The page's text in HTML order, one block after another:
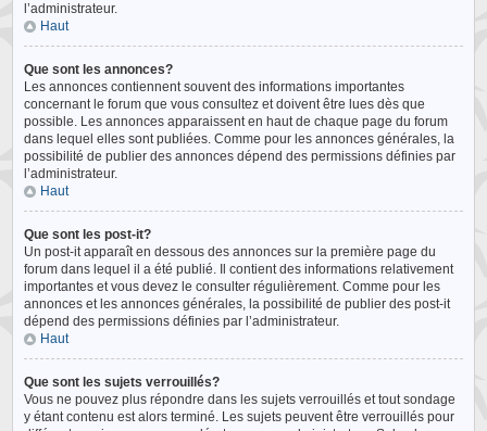
l’administrateur.
Haut
Que sont les annonces?
Les annonces contiennent souvent des informations importantes
concernant le forum que vous consultez et doivent être lues dès que
possible. Les annonces apparaissent en haut de chaque page du forum
dans lequel elles sont publiées. Comme pour les annonces générales, la
possibilité de publier des annonces dépend des permissions définies par
l’administrateur.
Haut
Que sont les post-it?
Un post-it apparaît en dessous des annonces sur la première page du
forum dans lequel il a été publié. Il contient des informations relativement
importantes et vous devez le consulter régulièrement. Comme pour les
annonces et les annonces générales, la possibilité de publier des post-it
dépend des permissions définies par l’administrateur.
Haut
Que sont les sujets verrouillés?
Vous ne pouvez plus répondre dans les sujets verrouillés et tout sondage
y étant contenu est alors terminé. Les sujets peuvent être verrouillés pour